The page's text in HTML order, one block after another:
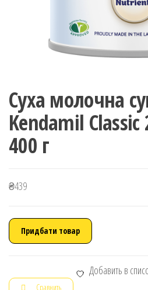
Суха молочна
Kendamil Classic
400 г
₴439
Придбати товар
Добавить в
Сравнить